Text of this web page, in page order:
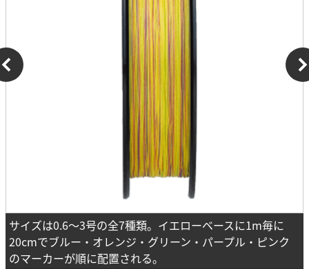
サイズは0.6～3号の全7種類。イエローベースに1m毎に
20cmでブルー・オレンジ・グリーン・パープル・ピンク
のマーカーが順に配置される。